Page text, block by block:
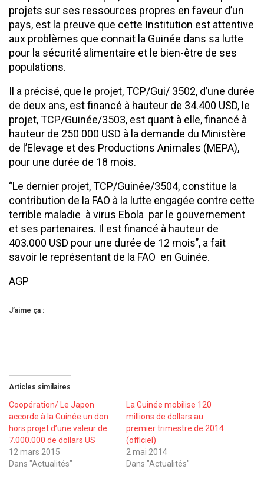
projets sur ses ressources propres en faveur d’un
pays, est la preuve que cette Institution est attentive
aux problèmes que connait la Guinée dans sa lutte
pour la sécurité alimentaire et le bien-être de ses
populations.
Il a précisé, que le projet, TCP/Gui/ 3502, d’une durée
de deux ans, est financé à hauteur de 34.400 USD, le
projet, TCP/Guinée/3503, est quant à elle, financé à
hauteur de 250 000 USD à la demande du Ministère
de l’Elevage et des Productions Animales (MEPA),
pour une durée de 18 mois.
‘’Le dernier projet, TCP/Guinée/3504, constitue la
contribution de la FAO à la lutte engagée contre cette
terrible maladie à virus Ebola par le gouvernement
et ses partenaires. Il est financé à hauteur de
403.000 USD pour une durée de 12 mois’’, a fait
savoir le représentant de la FAO en Guinée.
AGP
J’aime ça :
Articles similaires
Coopération/ Le Japon
accorde à la Guinée un don
hors projet d’une valeur de
7.000.000 de dollars US
12 mars 2015
Dans "Actualités"
La Guinée mobilise 120
millions de dollars au
premier trimestre de 2014
(officiel)
2 mai 2014
Dans "Actualités"